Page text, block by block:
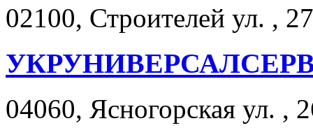
02100, Строителей ул. ,
04060, Ясногорская ул. ,